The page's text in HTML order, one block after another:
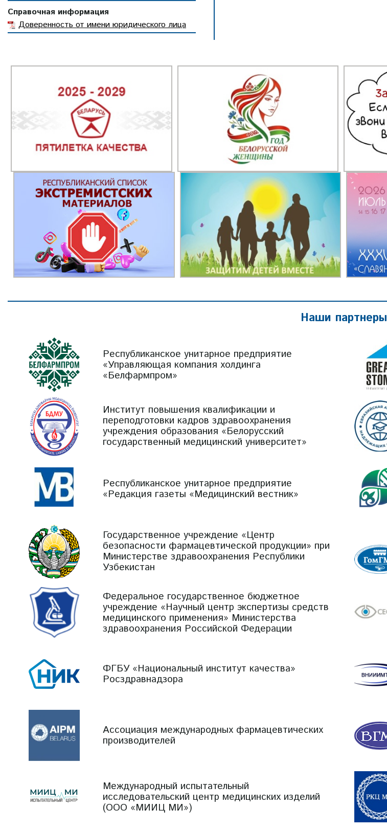
Справочная информация
Доверенность от имени юридического лица
Наши партнеры
Республиканское унитарное предприятие
«Управляющая компания холдинга
«Белфармпром»
Институт повышения квалификации и
переподготовки кадров здравоохранения
учреждения образования «Белорусский
государственный медицинский университет»
Республиканское унитарное предприятие
«Редакция газеты «Медицинский вестник»
Государственное учреждение «Центр
безопасности фармацевтической продукции» при
Министерстве здравоохранения Республики
Узбекистан
Федеральное государственное бюджетное
учреждение «Научный центр экспертизы средств
медицинского применения» Министерства
здравоохранения Российской Федерации
ФГБУ «Национальный институт качества»
Росздравнадзора
Ассоциация международных фармацевтических
производителей
Международный испытательный
исследовательский центр медицинских изделий
(ООО «МИИЦ МИ»)